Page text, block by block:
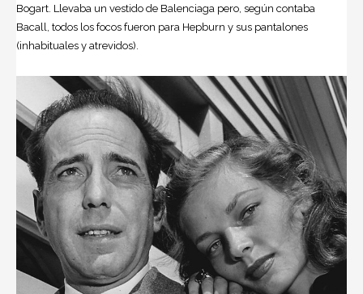
Bogart. Llevaba un vestido de Balenciaga pero, según contaba
Bacall, todos los focos fueron para Hepburn y sus pantalones
(inhabituales y atrevidos).